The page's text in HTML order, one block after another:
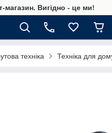
магазин. Вигiдно - це ми!
техніка Техніка для